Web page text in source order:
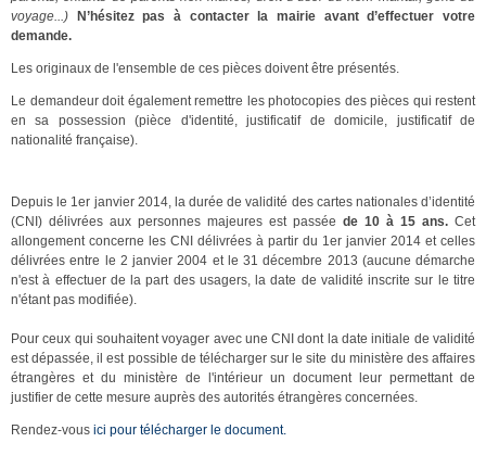
voyage...) N’hésitez pas à contacter la mairie avant d’effectuer votre
demande.
Les originaux de l'ensemble de ces pièces doivent être présentés.
Le demandeur doit également remettre les photocopies des pièces qui restent
en sa possession (pièce d'identité, justificatif de domicile, justificatif de
nationalité française).
Depuis le 1er janvier 2014, la durée de validité des cartes nationales d’identité
(CNI) délivrées aux personnes majeures est passée de 10 à 15 ans. Cet
allongement concerne les CNI délivrées à partir du 1er janvier 2014 et celles
délivrées entre le 2 janvier 2004 et le 31 décembre 2013 (aucune démarche
n'est à effectuer de la part des usagers, la date de validité inscrite sur le titre
n'étant pas modifiée).
Pour ceux qui souhaitent voyager avec une CNI dont la date initiale de validité
est dépassée, il est possible de télécharger sur le site du ministère des affaires
étrangères et du ministère de l'intérieur un document leur permettant de
justifier de cette mesure auprès des autorités étrangères concernées.
Rendez-vous ici pour télécharger le document.